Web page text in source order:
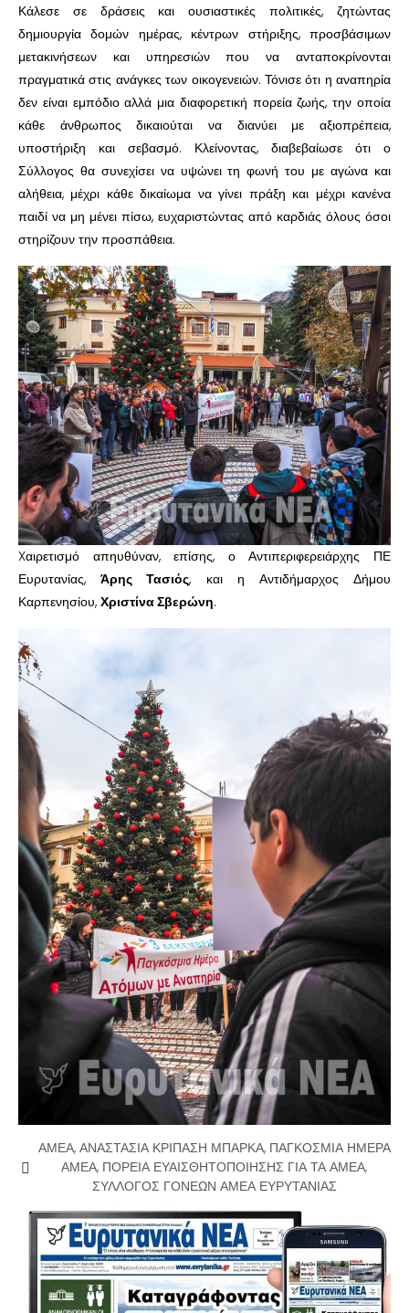
Κάλεσε σε δράσεις και ουσιαστικές πολιτικές, ζητώντας
δημιουργία δομών ημέρας, κέντρων στήριξης, προσβάσιμων
μετακινήσεων και υπηρεσιών που να ανταποκρίνονται
πραγματικά στις ανάγκες των οικογενειών. Τόνισε ότι η αναπηρία
δεν είναι εμπόδιο αλλά μια διαφορετική πορεία ζωής, την οποία
κάθε άνθρωπος δικαιούται να διανύει με αξιοπρέπεια,
υποστήριξη και σεβασμό. Κλείνοντας, διαβεβαίωσε ότι ο
Σύλλογος θα συνεχίσει να υψώνει τη φωνή του με αγώνα και
αλήθεια, μέχρι κάθε δικαίωμα να γίνει πράξη και μέχρι κανένα
παιδί να μη μένει πίσω, ευχαριστώντας από καρδιάς όλους όσοι
στηρίζουν την προσπάθεια.
Xαιρετισμό απηυθύναν, επίσης, ο Αντιπεριφερειάρχης ΠΕ
Ευρυτανίας,Άρης Τασιός, και η Αντιδήμαρχος Δήμου
Καρπενησίου, Χριστίνα Σβερώνη.
ΑΜΕΑ, ΑΝΑΣΤΑΣΙΑ ΚΡΙΠΑΣΗ ΜΠΑΡΚΑ, ΠΑΓΚΟΣΜΙΑ ΗΜΕΡΑ
ΑΜΕΑ, ΠΟΡΕΙΑ ΕΥΑΙΣΘΗΤΟΠΟΙΗΣΗΣ ΓΙΑ ΤΑ ΑΜΕΑ,
ΣΥΛΛΟΓΟΣ ΓΟΝΕΩΝ ΑΜΕΑ ΕΥΡΥΤΑΝΙΑΣ